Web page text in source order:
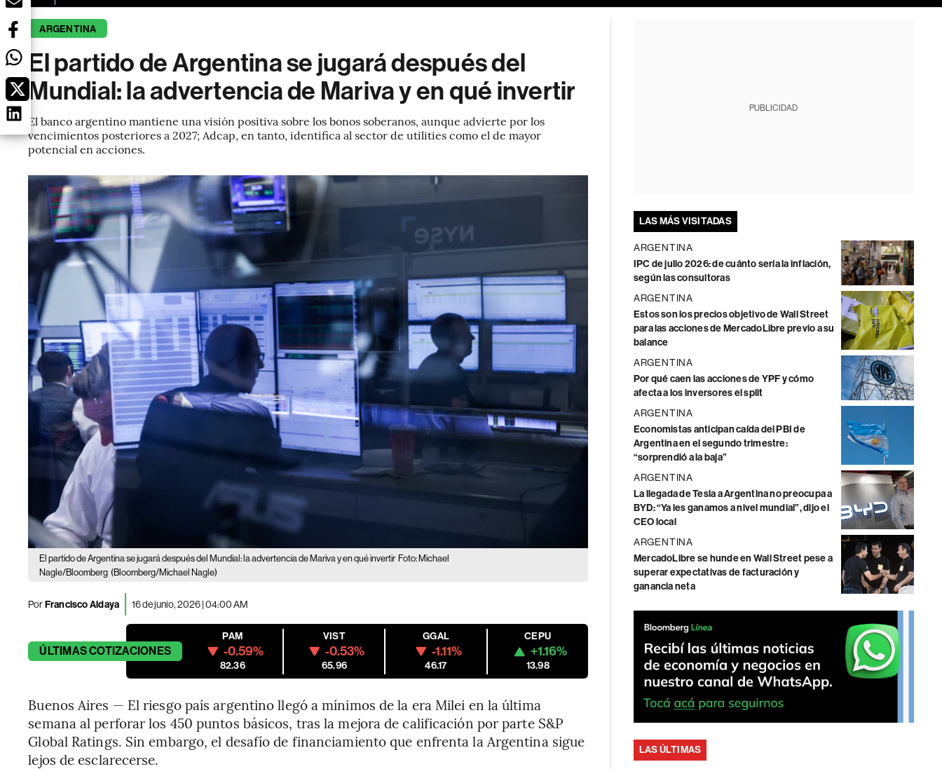
ARGENTINA
El partido de Argentina se jugará después del
Mundial: la advertencia de Mariva y en qué invertir
El banco argentino mantiene una visión positiva sobre los bonos soberanos, aunque advierte por los
vencimientos posteriores a 2027; Adcap, en tanto, identifica al sector de utilities como el de mayor
potencial en acciones.
El partido de Argentina se jugará después del Mundial: la advertencia de Mariva y en qué invertir Foto: Michael
Nagle/Bloomberg (Bloomberg/Michael Nagle)
PorFrancisco Aldaya 16 de junio, 2026 | 04:00 AM
ÚLTIMASCOTIZACIONES
PAM
-0.59%
82.36
VIST
-0.53%
65.96
GGAL
-1.11%
46.17
CEPU
+1.16%
13.98
Buenos Aires — El riesgo país argentino llegó a mínimos de la era Milei en la última
semana al perforar los 450 puntos básicos, tras la mejora de calificación por parte S&P
Global Ratings. Sin embargo, el desafío de financiamiento que enfrenta la Argentina sigue
lejos de esclarecerse.
PUBLICIDAD
LAS MÁS VISITADAS
ARGENTINA
IPC de julio 2026: de cuánto sería la inflación,
según las consultoras
ARGENTINA
Estos son los precios objetivo de Wall Street
para las acciones de MercadoLibre previo a su
balance
ARGENTINA
Por qué caen las acciones de YPF y cómo
afecta a los inversores el split
ARGENTINA
Economistas anticipan caída del PBI de
Argentina en el segundo trimestre:
“sorprendió a la baja”
ARGENTINA
La llegada de Tesla a Argentina no preocupa a
BYD: “Ya les ganamos a nivel mundial”, dijo el
CEO local
ARGENTINA
MercadoLibre se hunde en Wall Street pese a
superar expectativas de facturación y
ganancia neta
LAS ÚLTIMAS